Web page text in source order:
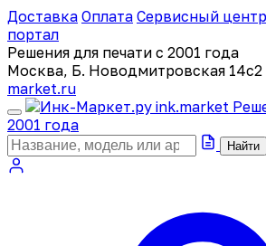
Доставка Оплата Сервисный центр
портал
Решения для печати с 2001 года
Москва, Б. Новодмитровская 14с2
market.ru
ink.market
2001 года
Найти